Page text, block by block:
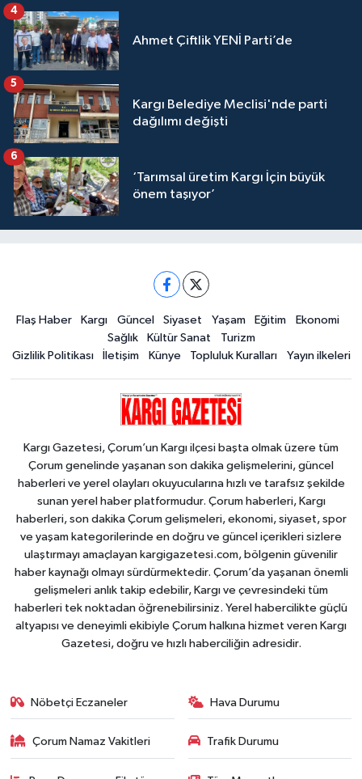
Ahmet Çiftlik YENİ Parti’de
4
Kargı Belediye Meclisi'nde parti
dağılımı değişti
5
‘Tarımsal üretim Kargı İçin büyük
önem taşıyor’
6
Flaş Haber Kargı Güncel Siyaset Yaşam Eğitim
Ekonomi
Sağlık
Kültür Sanat
Turizm
Gizlilik Politikası
İletişim Künye Topluluk Kuralları Yayın ilkeleri
Kargı Gazetesi, Çorum’un Kargı ilçesi başta olmak üzere tüm
Çorum genelinde yaşanan son dakika gelişmelerini, güncel
haberleri ve yerel olayları okuyucularına hızlı ve tarafsız şekilde
sunan yerel haber platformudur. Çorum haberleri, Kargı
haberleri, son dakika Çorum gelişmeleri, ekonomi, siyaset, spor
ve yaşam kategorilerinde en doğru ve güncel içerikleri sizlere
ulaştırmayı amaçlayan kargigazetesi.com, bölgenin güvenilir
haber kaynağı olmayı sürdürmektedir. Çorum’da yaşanan önemli
gelişmeleri anlık takip edebilir, Kargı ve çevresindeki tüm
haberleri tek noktadan öğrenebilirsiniz. Yerel habercilikte güçlü
altyapısı ve deneyimli ekibiyle Çorum halkına hizmet veren Kargı
Gazetesi, doğru ve hızlı haberciliğin adresidir.
Nöbetçi Eczaneler Hava Durumu
Çorum Namaz Vakitleri Trafik Durumu